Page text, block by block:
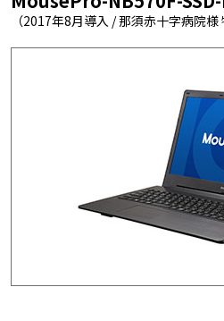
（2017年8月導入 / 那須赤十字病院様